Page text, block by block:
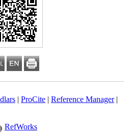
|ProCite|Reference Manager
RefWorks